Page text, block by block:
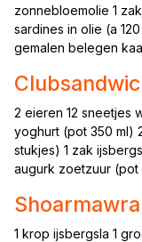
zonnebloemolie 1
sardines in olie (a
gemalen belegen
2 eieren 12 sneetjes
yoghurt (pot 350 ml)
stukjes) 1 zak
augurk zoetzuur
1 krop ijsbergsla 1